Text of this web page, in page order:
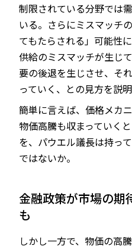
制限されている分野では
いる。さらにミスマッチ
てもたらされる」可能性
供給のミスマッチが生じ
要の後退を生じさせ、そ
っていく、との見方を説
簡単に言えば、価格メカ
物価高騰も収まっていく
を、パウエル議長は持っ
ではないか。
金融政策が市場の期
も
しかし一方で、物価の高